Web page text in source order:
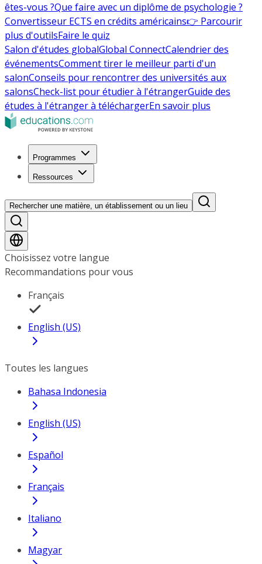
êtes-vous ?Que faire avec un diplôme de psychologie ?
Convertisseur ECTS en crédits américains👉 Parcourir
plus d'outilsFaire le quiz
Salon d'études globalGlobal ConnectCalendrier des
événementsComment tirer le meilleur parti d'un
salonConseils pour rencontrer des universités aux
salonsCheck-list pour étudier à l'étrangerGuide des
études à l'étranger à téléchargerEn savoir plus
Programmes
Ressources
Rechercher une matière, un établissement ou un lieu
Choisissez votre langue
Recommandations pour vous
Français
English (US)
Toutes les langues
Bahasa Indonesia
English (US)
Español
Français
Italiano
Magyar